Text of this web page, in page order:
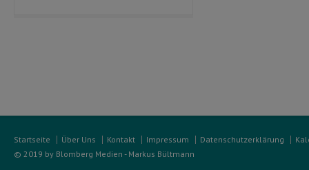
Startseite Über Uns Kontakt Impressum Datenschutzerklärung
© 2019 by Blomberg Medien - Markus Bültmann